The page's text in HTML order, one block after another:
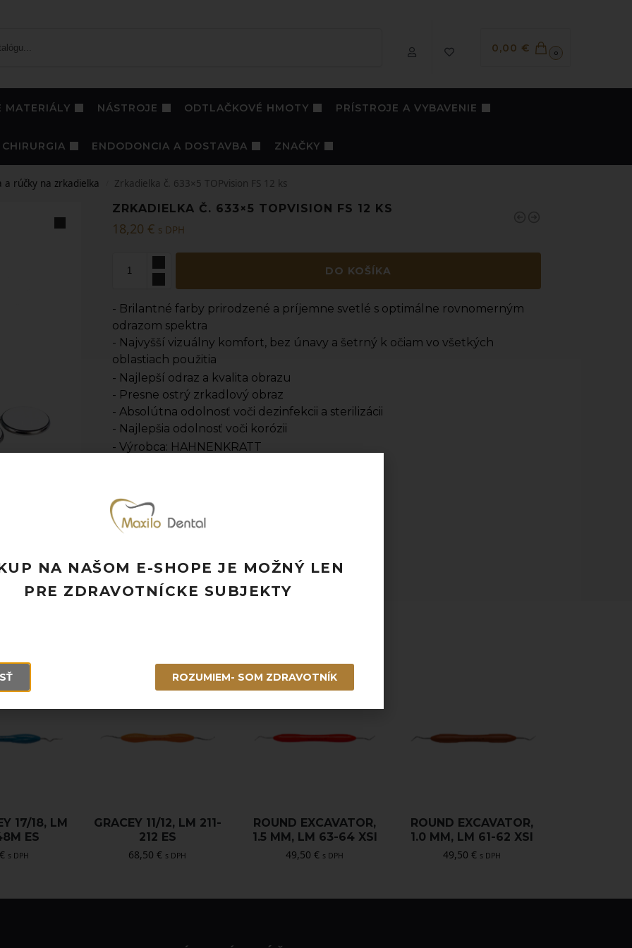
0,00 € 0
MATERIÁLY NÁSTROJE ODTLAČKOVÉ HMOTY PRÍSTROJE A VYBAVENIE
CHIRURGIA ENDODONCIA A DOSTAVBA ZNAČKY
a rúčky na zrkadielka Zrkadielka č. 633×5 TOPvision FS 12 ks
ZRKADIELKA Č. 633×5 TOPVISION FS 12 KS
18,20 € s DPH
DO KOŠÍKA
- Brilantné farby prirodzené a príjemne svetlé s optimálne rovnomerným
odrazom spektra
- Najvyšší vizuálny komfort, bez únavy a šetrný k očiam vo všetkých
oblastiach použitia
- Najlepší odraz a kvalita obrazu
- Presne ostrý zrkadlový obraz
- Absolútna odolnosť voči dezinfekcii a sterilizácii
- Najlepšia odolnosť voči korózii
- Výrobca: HAHNENKRATT
Doprava ZADARMO pri objednávke nad 120 EUR
Potrebujete poradiť? Neváhajte nás kontaktovať.
17/18, LM
ES
€ s DPH
GRACEY 11/12, LM 211-
212 ES
68,50€ s DPH
ROUND EXCAVATOR,
1.5 MM, LM 63-64 XSI
49,50€ s DPH
ROUND EXCAVATOR,
1.0 MM, LM 61-62 XSI
49,50€ s DPH
NA NAŠOM E-SHOPE JE MOŽNÝ LEN
PRE ZDRAVOTNÍCKE SUBJEKTY
ROZUMIEM- SOM ZDRAVOTNÍK